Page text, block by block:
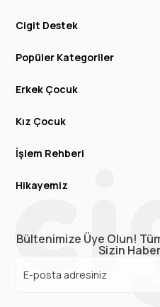
Cigit Destek
Popüler Kategoriler
Erkek Çocuk
Kız Çocuk
İşlem Rehberi
Hikayemiz
Bültenimize Üye Olun!
Sizin